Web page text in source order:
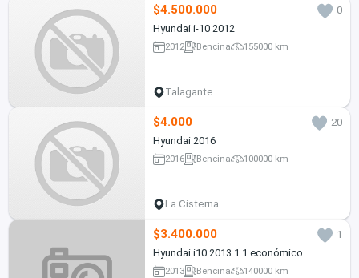
$4.500.000
0
Hyundai i-10 2012
2012 Bencina 155000 km
Talagante
$4.000
20
Hyundai 2016
2016 Bencina 100000 km
La Cisterna
$3.400.000
1
Hyundai i10 2013 1.1 económico
2013 Bencina 140000 km